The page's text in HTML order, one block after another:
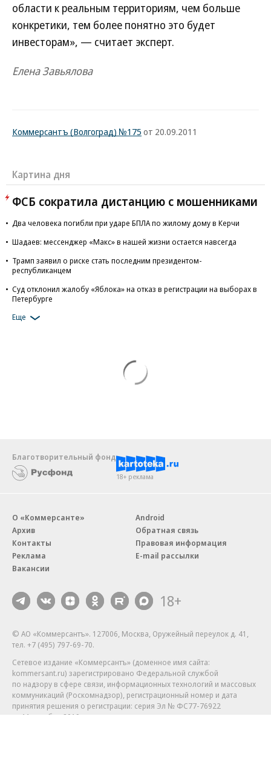
области к реальным территориям, чем больше
конкретики, тем более понятно это будет
инвесторам», — считает эксперт.
Елена Завьялова
Коммерсантъ (Волгоград) №175 от 20.09.2011
Картина дня
ФСБ сократила дистанцию с мошенниками
Два человека погибли при ударе БПЛА по жилому дому в Керчи
Шадаев: мессенджер «Макс» в нашей жизни остается навсегда
Трамп заявил о риске стать последним президентом-
республиканцем
Суд отклонил жалобу «Яблока» на отказ в регистрации на выборах в
Петербурге
Еще
Благотворительный фонд
18+ реклама
О «Коммерсанте»
Архив
Контакты
Реклама
Вакансии
Android
Обратная связь
Правовая информация
E-mail рассылки
18+
© АО «Коммерсантъ». 127006, Москва, Оружейный переулок д. 41,
тел. +7 (495) 797-69-70.
Сетевое издание «Коммерсантъ» (доменное имя сайта:
kommersant.ru) зарегистрировано Федеральной службой
по надзору в сфере связи, информационных технологий и массовых
коммуникаций (Роскомнадзор), регистрационный номер и дата
принятия решения о регистрации: серия Эл № ФС77-76922
от 11 октября 2019 г.